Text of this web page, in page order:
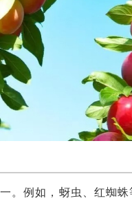
例如，蚜虫、红蜘蛛